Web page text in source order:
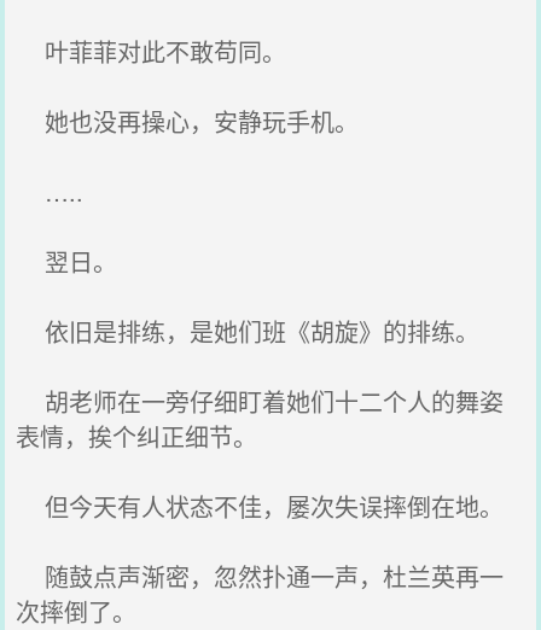
叶菲菲对此不敢苟同。
她也没再操心，安静玩手机。
…..
翌日。
依旧是排练，是她们班《胡旋》的排练。
胡老师在一旁仔细盯着她们十二个人的舞姿
表情，挨个纠正细节。
但今天有人状态不佳，屡次失误摔倒在地。
随鼓点声渐密，忽然扑通一声，杜兰英再一
次摔倒了。